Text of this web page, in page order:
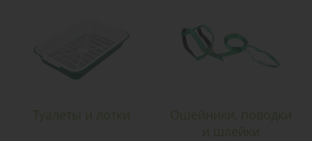
Туалеты и лотки
Ошейники, поводки
и шлейки